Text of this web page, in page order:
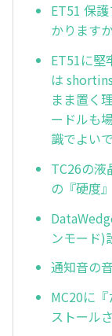
ET51 保
かります
ET51に堅
は
まま置く
ードルも
識でよい
TC26の液
の『硬度
ンモード)
通知音の
MC20に
ストール